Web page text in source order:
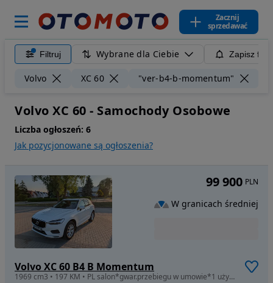
Zacznij
sprzedawać
Filtruj Wybrane dla Ciebie Zapisz
Volvo XC 60 "ver-b4-b-momentum"
Volvo XC 60 - Samochody Osobowe
Liczba ogłoszeń: 6
Jak pozycjonowane są ogłoszenia?
Volvo XC 60 B4 B Momentum
1969 cm3 • 197 KM • PL salon*gwar.przebiegu w umowie*1 użyt.*Bezwypadkowy*TYLKO ASO
99 900 PLN
W granicach średniej